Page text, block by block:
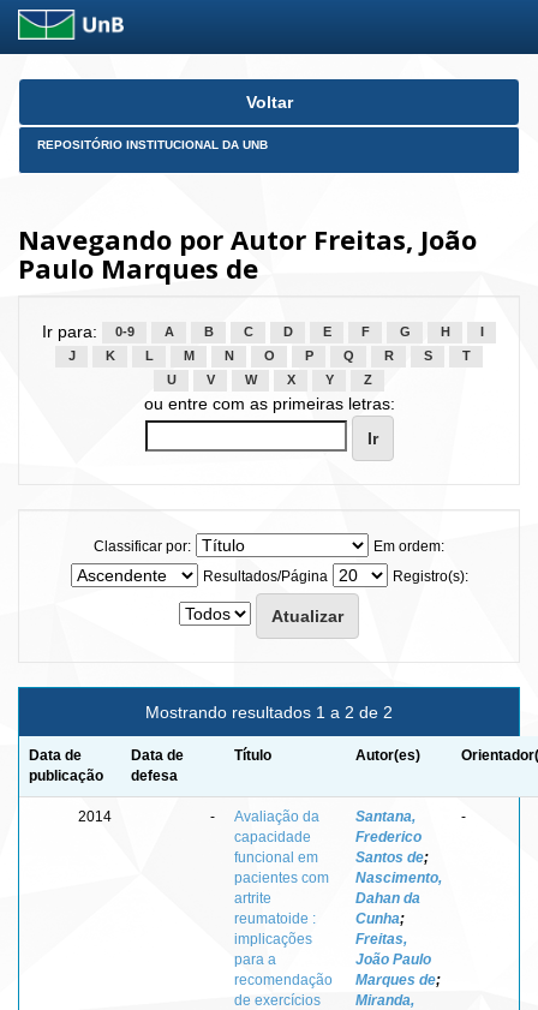
Skip
Voltar
REPOSITÓRIO INSTITUCIONAL DA UNB
Navegando por Autor Freitas, João
Paulo Marques de
Ir para: 0-9 A B C D E F G H
J
K L M N O P Q R S
T
U
V W X Y Z
ou entre com as primeiras letras:
Classificar por:
Em ordem:
Resultados/Página
Registro(s):
Mostrando resultados 1 a 2 de 2
Data de
publicação
Data de
defesa
Título Autor(es)
2014 -
Avaliação da
capacidade
funcional em
pacientes com
artrite
reumatoide :
implicações
para a
recomendação
de exercícios
Santana,
Frederico
Santos de;
Nascimento,
Dahan da
Cunha;
Freitas,
João Paulo
Marques de;
Miranda,
-